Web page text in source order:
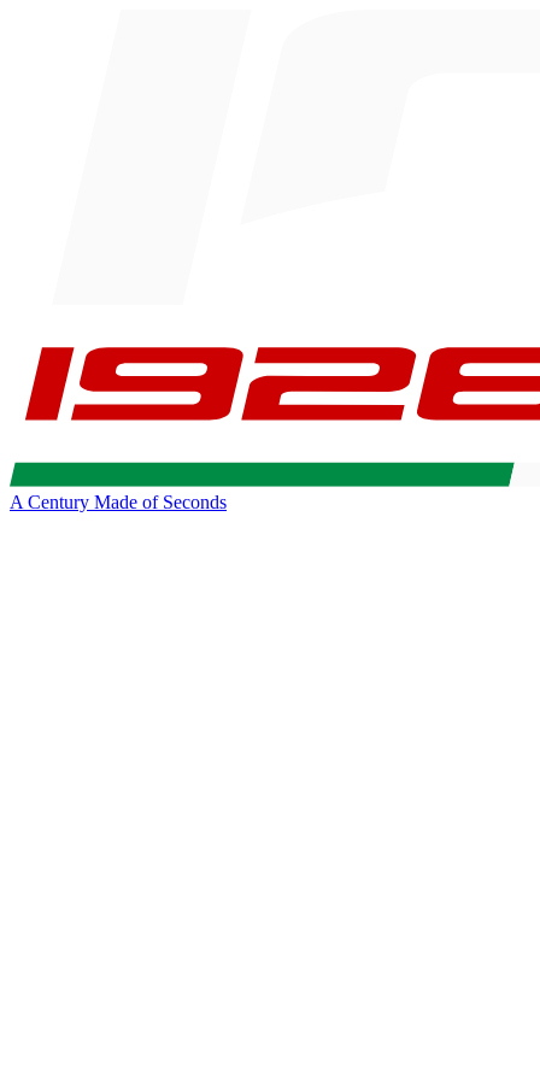
A Century Made of Seconds